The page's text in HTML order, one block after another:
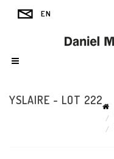
YSLAIRE - LOT 222